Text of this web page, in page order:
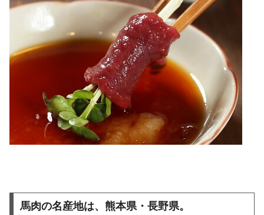
馬肉の名産地は、熊本県・長野県。